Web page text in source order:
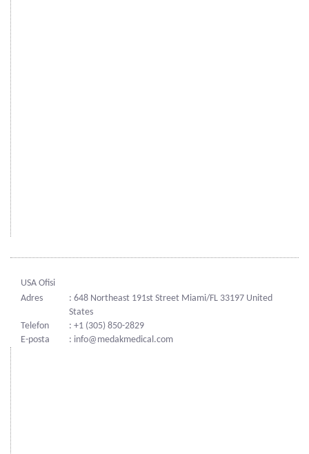
USA Ofisi
Adres
: 648 Northeast 191st Street Miami/FL 33197 United
States
Telefon
: +1 (305) 850-2829
E-posta
: info@medakmedical.com